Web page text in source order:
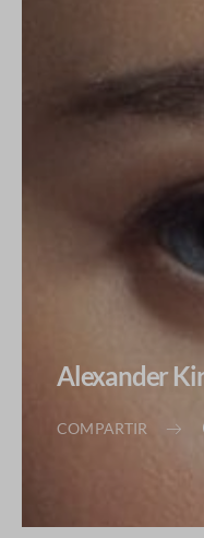
Alexander
COMPARTIR